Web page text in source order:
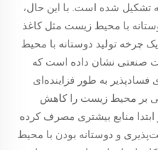
تشکیل شده است. با این حال،
با محیط زیست مثل کاغذ
چرخه تولید دوستانه با محیط
صنعتی نشان داده است که
به طور فزاینده‌ای
بر محیط زیست را کاهش
منابع بیشتری مصرف کرده
و دوستانه بودن با محیط